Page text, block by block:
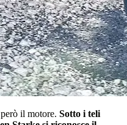
il motore. Sotto i teli